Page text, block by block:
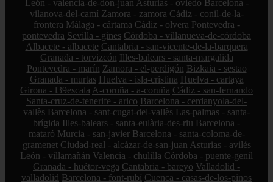
León - valencia-de-don-juan Asturias - oviedo Barcelona -
vilanova-del-camí Zamora - zamora Cádiz - conil-de-la-
frontera Málaga - cártama Cádiz - olvera Pontevedra -
pontevedra Sevilla - gines Córdoba - villanueva-de-córdoba
Albacete - albacete Cantabria - san-vicente-de-la-barquera
Granada - torvizcón Illes-balears - santa-margalida
Pontevedra - marín Zamora - el-perdigón Bizkaia - sestao
Granada - murtas Huelva - isla-cristina Huelva - cartaya
Girona - l39escala A-coruña - a-coruña Cádiz - san-fernando
Santa-cruz-de-tenerife - arico Barcelona - cerdanyola-del-
vallès Barcelona - sant-cugat-del-vallès Las-palmas - santa-
brígida Illes-balears - santa-eulària-des-riu Barcelona -
mataró Murcia - san-javier Barcelona - santa-coloma-de-
gramenet Ciudad-real - alcázar-de-san-juan Asturias - avilés
León - villamañán Valencia - chulilla Córdoba - puente-genil
Granada - huétor-vega Cantabria - bareyo Valladolid -
valladolid Barcelona - font-rubí Cuenca - casas-de-los-pinos